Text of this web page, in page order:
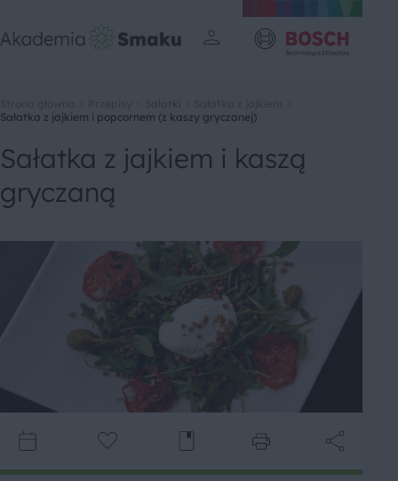
Sałatka z jajkiem i popcornem (z kaszy gryczanej)
Sałatka z jajkiem i kaszą
gryczaną